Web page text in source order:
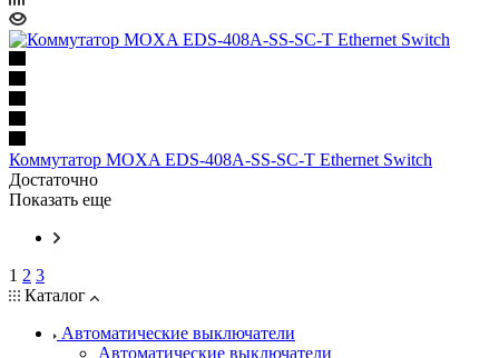
Коммутатор MOXA EDS-408A-SS-SC-Т Ethernet Switch
Достаточно
Показать еще
1 2 3
Каталог
Автоматические выключатели
Автоматические выключатели